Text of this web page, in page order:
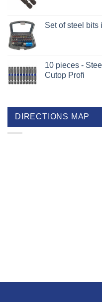
Set of steel bits
10 pieces -
Cutop Profi
DIRECTIONS MAP